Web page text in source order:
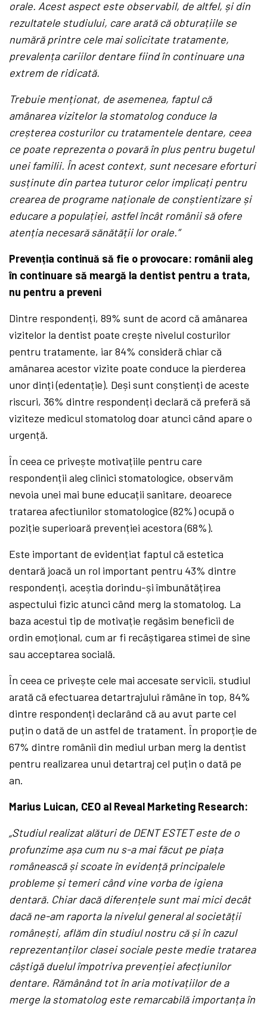
orale. Acest aspect este observabil, de altfel, și din
rezultatele studiului, care arată că obturațiile se
numără printre cele mai solicitate tratamente,
prevalența cariilor dentare fiind în continuare una
extrem de ridicată.
Trebuie menționat, de asemenea, faptul că
amânarea vizitelor la stomatolog conduce la
creșterea costurilor cu tratamentele dentare, ceea
ce poate reprezenta o povară în plus pentru bugetul
unei familii. În acest context, sunt necesare eforturi
susținute din partea tuturor celor implicați pentru
crearea de programe naționale de conștientizare și
educare a populației, astfel încât românii să ofere
atenția necesară sănătății lor orale.”
Prevenția continuă să fie o provocare: românii aleg
în continuare să meargă la dentist pentru a trata,
nu pentru a preveni
Dintre respondenți, 89% sunt de acord că amânarea
vizitelor la dentist poate crește nivelul costurilor
pentru tratamente, iar 84% consideră chiar că
amânarea acestor vizite poate conduce la pierderea
unor dinți (edentație). Deși sunt conștienți de aceste
riscuri, 36% dintre respondenți declară că preferă să
viziteze medicul stomatolog doar atunci când apare o
urgență.
În ceea ce privește motivațiile pentru care
respondenții aleg clinici stomatologice, observăm
nevoia unei mai bune educații sanitare, deoarece
tratarea afectiunilor stomatologice (82%) ocupă o
poziție superioară prevenției acestora (68%).
Este important de evidențiat faptul că estetica
dentară joacă un rol important pentru 43% dintre
respondenți, aceștia dorindu-și îmbunătățirea
aspectului fizic atunci când merg la stomatolog. La
baza acestui tip de motivație regăsim beneficii de
ordin emoțional, cum ar fi recâștigarea stimei de sine
sau acceptarea socială.
În ceea ce privește cele mai accesate servicii, studiul
arată că efectuarea detartrajului rămâne în top, 84%
dintre respondenți declarând că au avut parte cel
puțin o dată de un astfel de tratament. În proporție de
67% dintre românii din mediul urban merg la dentist
pentru realizarea unui detartraj cel puțin o dată pe
an.
Marius Luican, CEO al Reveal Marketing Research:
„Studiul realizat alături de DENT ESTET este de o
profunzime așa cum nu s-a mai făcut pe piața
românească și scoate în evidență principalele
probleme și temeri când vine vorba de igiena
dentară. Chiar dacă diferențele sunt mai mici decât
dacă ne-am raporta la nivelul general al societății
românești, aflăm din studiul nostru că și în cazul
reprezentanților clasei sociale peste medie tratarea
câștigă duelul împotriva prevenției afecțiunilor
dentare. Rămânând tot în aria motivațiilor de a
merge la stomatolog este remarcabilă importanța în